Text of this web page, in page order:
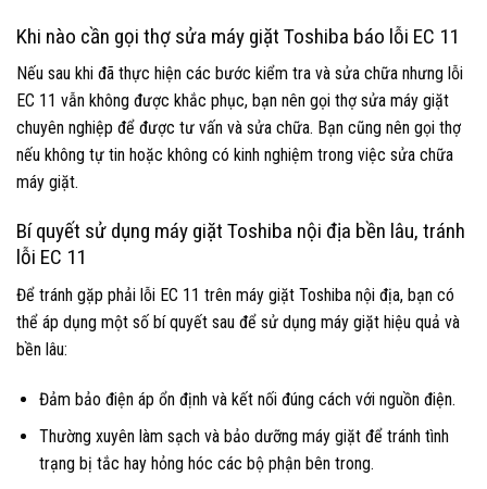
Khi nào cần gọi thợ sửa máy giặt Toshiba báo lỗi EC 11
Nếu sau khi đã thực hiện các bước kiểm tra và sửa chữa nhưng lỗi
EC 11 vẫn không được khắc phục, bạn nên gọi thợ sửa máy giặt
chuyên nghiệp để được tư vấn và sửa chữa. Bạn cũng nên gọi thợ
nếu không tự tin hoặc không có kinh nghiệm trong việc sửa chữa
máy giặt.
Bí quyết sử dụng máy giặt Toshiba nội địa bền lâu, tránh
lỗi EC 11
Để tránh gặp phải lỗi EC 11 trên máy giặt Toshiba nội địa, bạn có
thể áp dụng một số bí quyết sau để sử dụng máy giặt hiệu quả và
bền lâu:
Đảm bảo điện áp ổn định và kết nối đúng cách với nguồn điện.
Thường xuyên làm sạch và bảo dưỡng máy giặt để tránh tình
trạng bị tắc hay hỏng hóc các bộ phận bên trong.